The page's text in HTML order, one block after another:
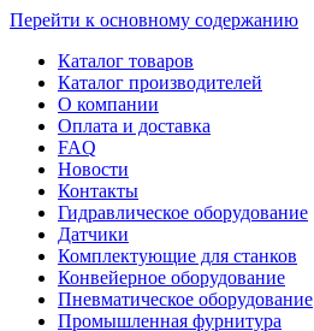
Перейти к основному содержанию
Каталог товаров
Каталог производителей
О компании
Оплата и доставка
FAQ
Новости
Контакты
Гидравлическое оборудование
Датчики
Комплектующие для станков
Конвейерное оборудование
Пневматическое оборудование
Промышленная фурнитура